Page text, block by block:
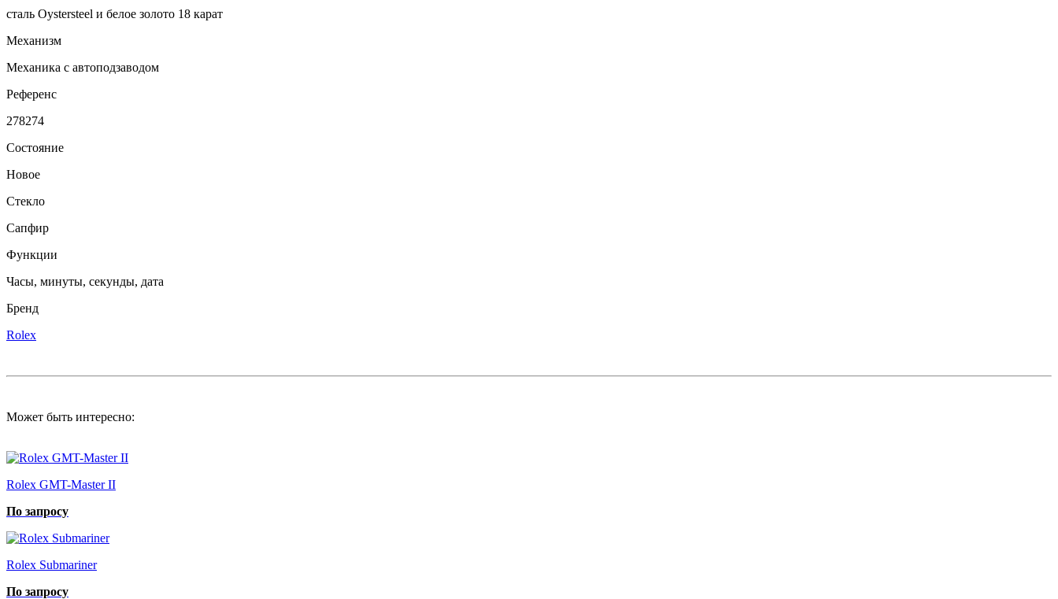
сталь Oystersteel и белое золото 18 карат
Механизм
Механика с автоподзаводом
Референс
278274
Состояние
Новое
Стекло
Сапфир
Функции
Часы, минуты, секунды, дата
Бренд
Rolex
Может быть интересно:
Rolex GMT-Master II
По запросу
Rolex Submariner
По запросу